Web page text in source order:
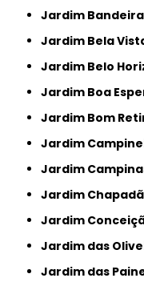
Jardim
Jardim Bela
Jardim Belo
Jardim Boa
Jardim Bom
Jardim
Jardim
Jardim
Jardim
Jardim das
Jardim das